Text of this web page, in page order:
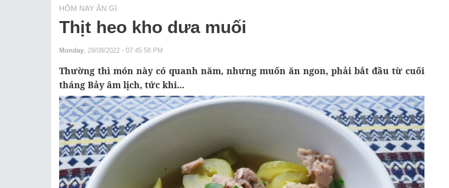
HÔM NAY ĂN GÌ
Thịt heo kho dưa muối
Monday , 29/08/2022 - 07:45:58 PM
Thường thì món này có quanh năm, nhưng muốn ăn ngon, phải bắt đầu từ cuối
tháng Bảy âm lịch, tức khi...